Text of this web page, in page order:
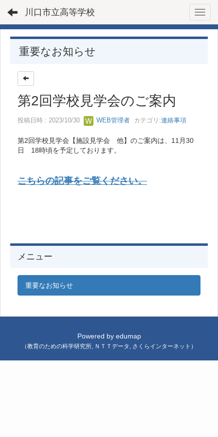
川口市立高等学校
重要なお知らせ
第2回学校見学会のご案内
投稿日時 : 2023/10/30 WEB管理者 カテゴリ:連絡事項
第2回学校見学会【施設見学会 他】のご案内は、11月30
日 18時頃を予定しております。
こちらの記事をご覧ください。
メニュー
重要なお知らせ
Powered by edumap
（教育のための科学研究所, ＮＴＴデータ , さくらインターネット ）